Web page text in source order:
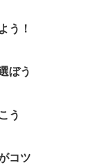
う！
ぼう
う
コツ